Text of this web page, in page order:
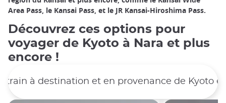
Area Pass, le Kansai Pass, et le JR Kansai-Hiroshima Pass.
Découvrez ces options pour
voyager de Kyoto à Nara et plus
encore !
train à destination et en provenance de Kyoto